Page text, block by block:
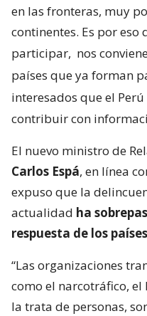
en las fronteras, muy
continentes. Es por eso
participar, nos
países que ya forman
interesados que el
contribuir con
El nuevo ministro de
Carlos Espá, en línea
expuso que la
actualidad ha
respuesta de los países
“Las organizaciones
como el narcotráfico, el
la trata de personas,